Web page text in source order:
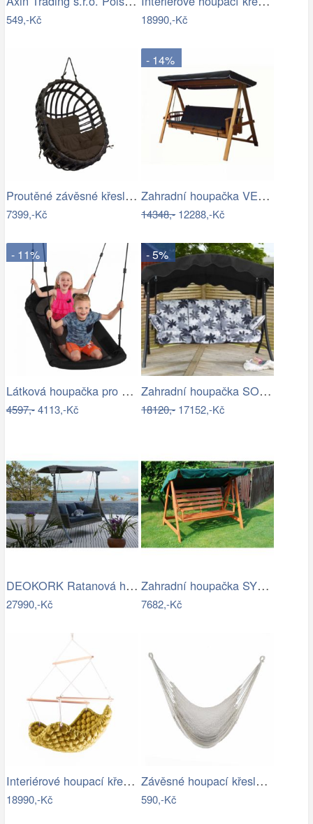
549,-Kč 18990,-Kč
Proutěné závěsné křeslo Lena, hnědý rám…
7399,-Kč
- 14%
Zahradní houpačka VEGAS LUX Rojaplast
14348,-12288,-Kč
- 11%
Látková houpačka pro děti-ZO
4597,-4113,-Kč
- 5%
Zahradní houpačka SOFFIA - GD
18120,-17152,-Kč
DEOKORK Ratanová houpačka GIANA
27990,-Kč
Zahradní houpačka SYLVA Rojaplast
7682,-Kč
Interiérové houpací křeslo Swingy In…
18990,-Kč
Závěsné houpací křeslo KAZAN Tempo…
590,-Kč